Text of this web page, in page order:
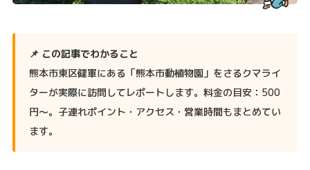
📌 この記事でわかること
熊本市東区健軍にある「熊本市動植物園」をさるクマライ
ターが実際に訪問してレポートします。料金の目安：500
円〜。子連れポイント・アクセス・営業時間もまとめてい
ます。